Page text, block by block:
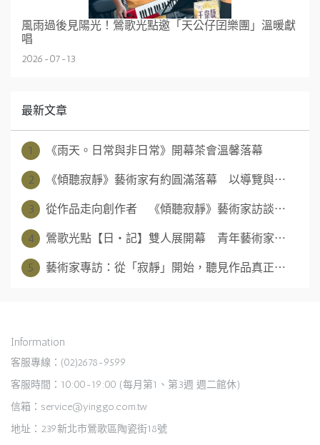
風雨過後見陽光！鶯歌光點邀「天公仔囝樂團」溫暖獻
唱
2026-07-13
最新文章
1 《雨天。日常與非日常》開幕茶會溫馨落幕
2 《傾聽寂靜》藝術家有約圓滿落幕 以導覽與⋯
3 從作品走向創作者 《傾聽寂靜》藝術家訪談⋯
4 鶯歌光點【日‧記】雙人展開幕 青年藝術家⋯
5 藝術家專訪：從「寂靜」開始，聽見作品真正⋯
Information
客服專線：(02)2678-9599
客服時間：10:00-19:00 (每月第1、第3週 週二館休)
信箱：service@yinggo.com.tw
地址：239新北市鶯歌區陶瓷街18號